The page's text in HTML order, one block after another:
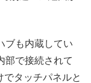
ブも内蔵してい
部で接続されて
タッチパネルと